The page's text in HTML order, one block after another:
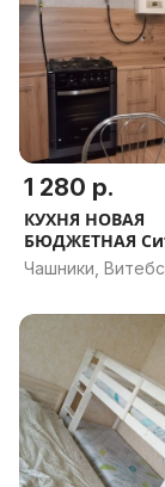
1 280 р.
КУХНЯ НОВАЯ
БЮДЖЕТНАЯ
РАССРОЧКА,
ПРОЕКТ В
Чашники,